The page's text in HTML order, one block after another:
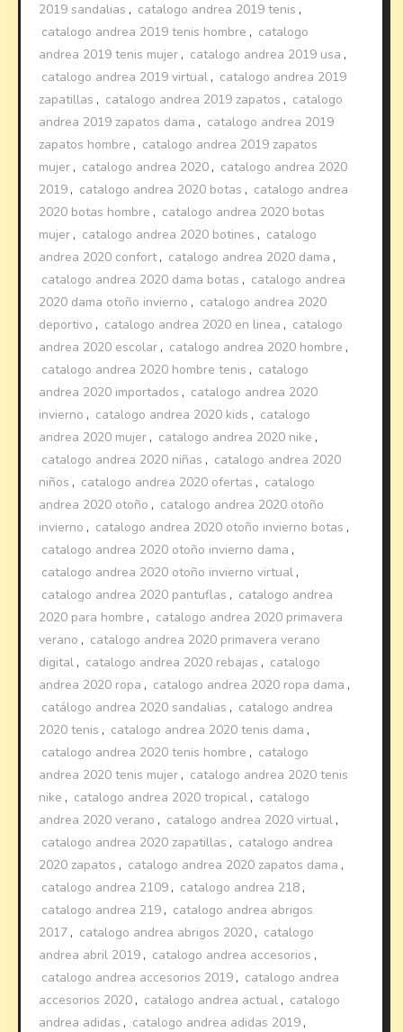
2019 sandalias , catalogo andrea 2019 tenis ,
catalogo andrea 2019 tenis hombre , catalogo
andrea 2019 tenis mujer , catalogo andrea 2019 usa ,
catalogo andrea 2019 virtual , catalogo andrea 2019
zapatillas , catalogo andrea 2019 zapatos , catalogo
andrea 2019 zapatos dama , catalogo andrea 2019
zapatos hombre , catalogo andrea 2019 zapatos
mujer , catalogo andrea 2020 , catalogo andrea 2020
2019 , catalogo andrea 2020 botas , catalogo andrea
2020 botas hombre , catalogo andrea 2020 botas
mujer , catalogo andrea 2020 botines , catalogo
andrea 2020 confort, catalogo andrea 2020 dama ,
catalogo andrea 2020 dama botas , catalogo andrea
2020 dama otoño invierno , catalogo andrea 2020
deportivo , catalogo andrea 2020 en linea , catalogo
andrea 2020 escolar , catalogo andrea 2020 hombre ,
catalogo andrea 2020 hombre tenis , catalogo
andrea 2020 importados , catalogo andrea 2020
invierno , catalogo andrea 2020 kids , catalogo
andrea 2020 mujer , catalogo andrea 2020 nike ,
catalogo andrea 2020 niñas , catalogo andrea 2020
niños , catalogo andrea 2020 ofertas , catalogo
andrea 2020 otoño , catalogo andrea 2020 otoño
invierno , catalogo andrea 2020 otoño invierno botas ,
catalogo andrea 2020 otoño invierno dama ,
catalogo andrea 2020 otoño invierno virtual ,
catalogo andrea 2020 pantuflas , catalogo andrea
2020 para hombre , catalogo andrea 2020 primavera
verano , catalogo andrea 2020 primavera verano
digital , catalogo andrea 2020 rebajas , catalogo
andrea 2020 ropa , catalogo andrea 2020 ropa dama ,
catálogo andrea 2020 sandalias , catalogo andrea
2020 tenis , catalogo andrea 2020 tenis dama ,
catalogo andrea 2020 tenis hombre , catalogo
andrea 2020 tenis mujer , catalogo andrea 2020 tenis
nike , catalogo andrea 2020 tropical , catalogo
andrea 2020 verano , catalogo andrea 2020 virtual ,
catalogo andrea 2020 zapatillas , catalogo andrea
2020 zapatos , catalogo andrea 2020 zapatos dama ,
catalogo andrea 2109 , catalogo andrea 218 ,
catalogo andrea 219 , catalogo andrea abrigos
2017 , catalogo andrea abrigos 2020 , catalogo
andrea abril 2019 , catalogo andrea accesorios ,
catalogo andrea accesorios 2019 , catalogo andrea
accesorios 2020 , catalogo andrea actual , catalogo
andrea adidas , catalogo andrea adidas 2019 ,